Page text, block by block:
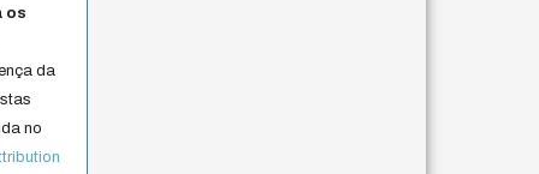
os
da
no